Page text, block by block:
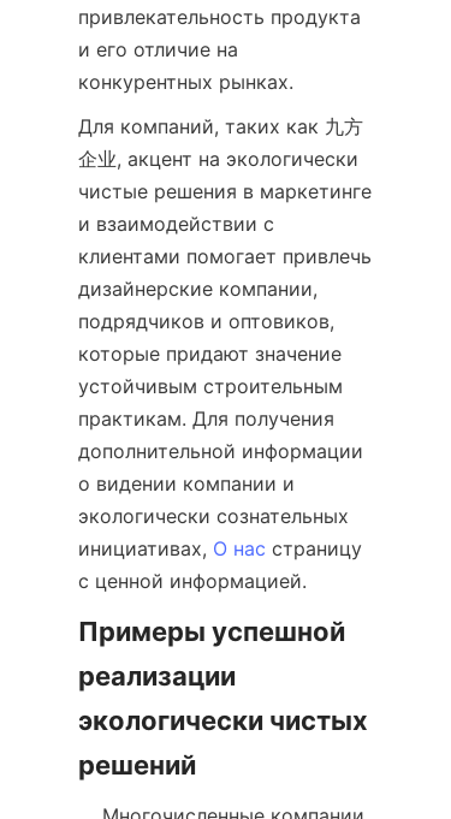
привлекательность продукта
и его отличие на
Для компаний, таких как 九方
企业, акцент на экологически
чистые решения в маркетинге
и взаимодействии с
клиентами помогает привлечь
дизайнерские компании,
подрядчиков и оптовиков,
которые придают значение
устойчивым строительным
практикам. Для получения
дополнительной информации
о видении компании и
экологически сознательных
инициативах, О нас страницу
Примеры успешной
реализации
экологически чистых